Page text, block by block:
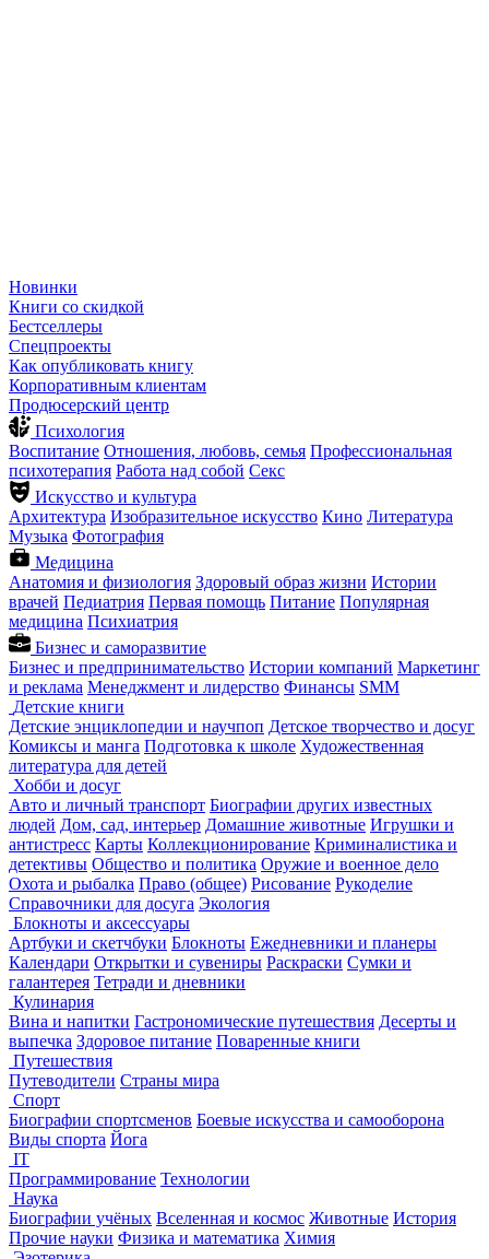
Новинки
Книги со скидкой
Бестселлеры
Спецпроекты
Как опубликовать книгу
Корпоративным клиентам
Продюсерский центр
Психология
Воспитание Отношения, любовь, семья Профессиональная
психотерапия Работа над собой Секс
Искусство и культура
Архитектура Изобразительное искусство Кино Литература
Музыка Фотография
Медицина
Анатомия и физиология Здоровый образ жизни Истории
врачей Педиатрия Первая помощь Питание Популярная
медицина Психиатрия
Бизнес и саморазвитие
Бизнес и предпринимательство Истории компаний Маркетинг
и реклама Менеджмент и лидерство Финансы SMM
Детские книги
Детские энциклопедии и научпоп Детское творчество и досуг
Комиксы и манга Подготовка к школе Художественная
литература для детей
Хобби и досуг
Авто и личный транспорт Биографии других известных
людей Дом, сад, интерьер Домашние животные Игрушки и
антистресс Карты Коллекционирование Криминалистика и
детективы Общество и политика Оружие и военное дело
Охота и рыбалка Право (общее) Рисование Рукоделие
Справочники для досуга Экология
Блокноты и аксессуары
Артбуки и скетчбуки Блокноты Ежедневники и планеры
Календари Открытки и сувениры Раскраски Сумки и
галантерея Тетради и дневники
Кулинария
Вина и напитки Гастрономические путешествия Десерты и
выпечка Здоровое питание Поваренные книги
Путешествия
Путеводители Страны мира
Спорт
Биографии спортсменов Боевые искусства и самооборона
Виды спорта Йога
IT
Программирование Технологии
Наука
Биографии учёных Вселенная и космос Животные История
Прочие науки Физика и математика Химия